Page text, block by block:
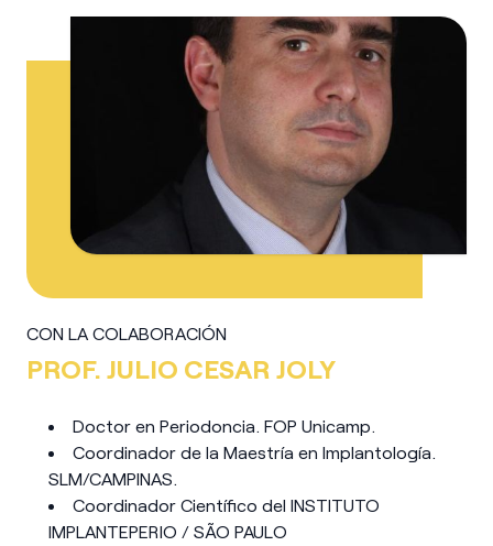
CON LA COLABORACIÓN
PROF. JULIO CESAR JOLY
Doctor en Periodoncia. FOP Unicamp.
Coordinador de la Maestría en Implantología.
SLM/CAMPINAS.
Coordinador Científico del INSTITUTO
IMPLANTEPERIO / SÃO PAULO